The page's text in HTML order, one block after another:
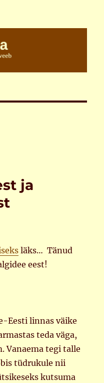
ja
läks… Tänud
eest!
Eesti linnas väike
teda väga,
Vanaema tegi talle
tüdrukule nii
kutsuma